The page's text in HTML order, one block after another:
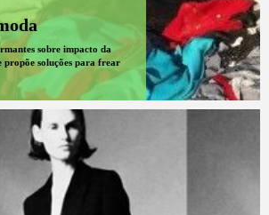
sobre impacto da
propõe soluções para frear